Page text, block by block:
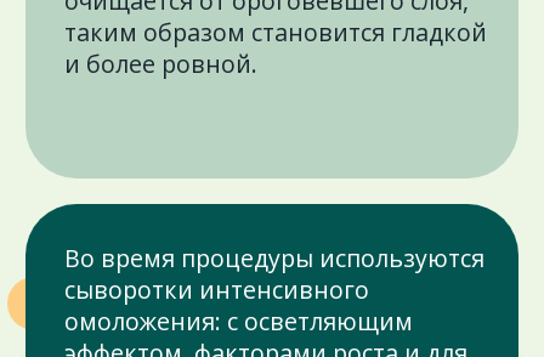
Программа глубокое очищение
6 100 ₽
А22.02
Базовая программа очищения
HF6 100 руб.